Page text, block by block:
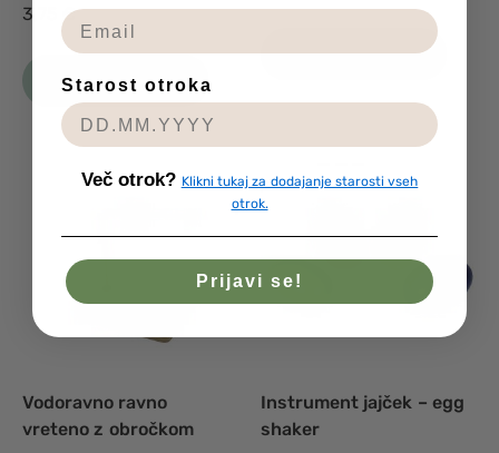
3,75 €
Dodaj v košarico
Dodaj v košarico
Vodoravno ravno
vreteno z obročkom
Instrument jajček – egg
shaker
Starost otroka
Več otrok? Klikni tukaj za dodajanje starosti vseh
otrok.
Prijavi se!